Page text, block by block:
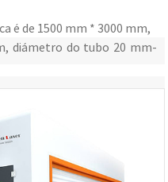
é de 1500 mm * 3000 mm,
diámetro do tubo 20 mm-